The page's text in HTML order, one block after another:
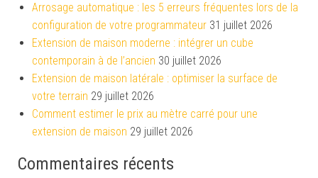
Arrosage automatique : les 5 erreurs fréquentes lors de la
configuration de votre programmateur 31 juillet 2026
Extension de maison moderne : intégrer un cube
contemporain à de l’ancien 30 juillet 2026
Extension de maison latérale : optimiser la surface de
votre terrain 29 juillet 2026
Comment estimer le prix au mètre carré pour une
extension de maison 29 juillet 2026
Commentaires récents